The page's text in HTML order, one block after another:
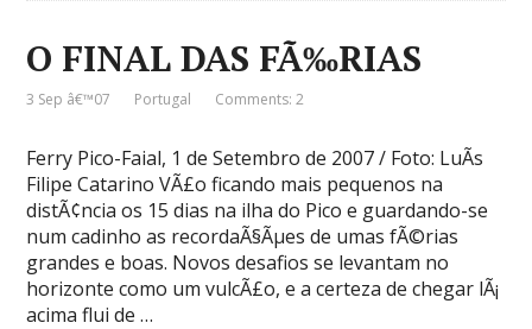
O FINAL DAS FÃ‰RIAS
3 Sep â€™07 Portugal Comments: 2
Ferry Pico-Faial, 1 de Setembro de 2007 / Foto: LuÃ­s
Filipe Catarino VÃ£o ficando mais pequenos na
distÃ¢ncia os 15 dias na ilha do Pico e guardando-se
num cadinho as recordaÃ§Ãµes de umas fÃ©rias
grandes e boas. Novos desafios se levantam no
horizonte como um vulcÃ£o, e a certeza de chegar lÃ¡
acima flui de …